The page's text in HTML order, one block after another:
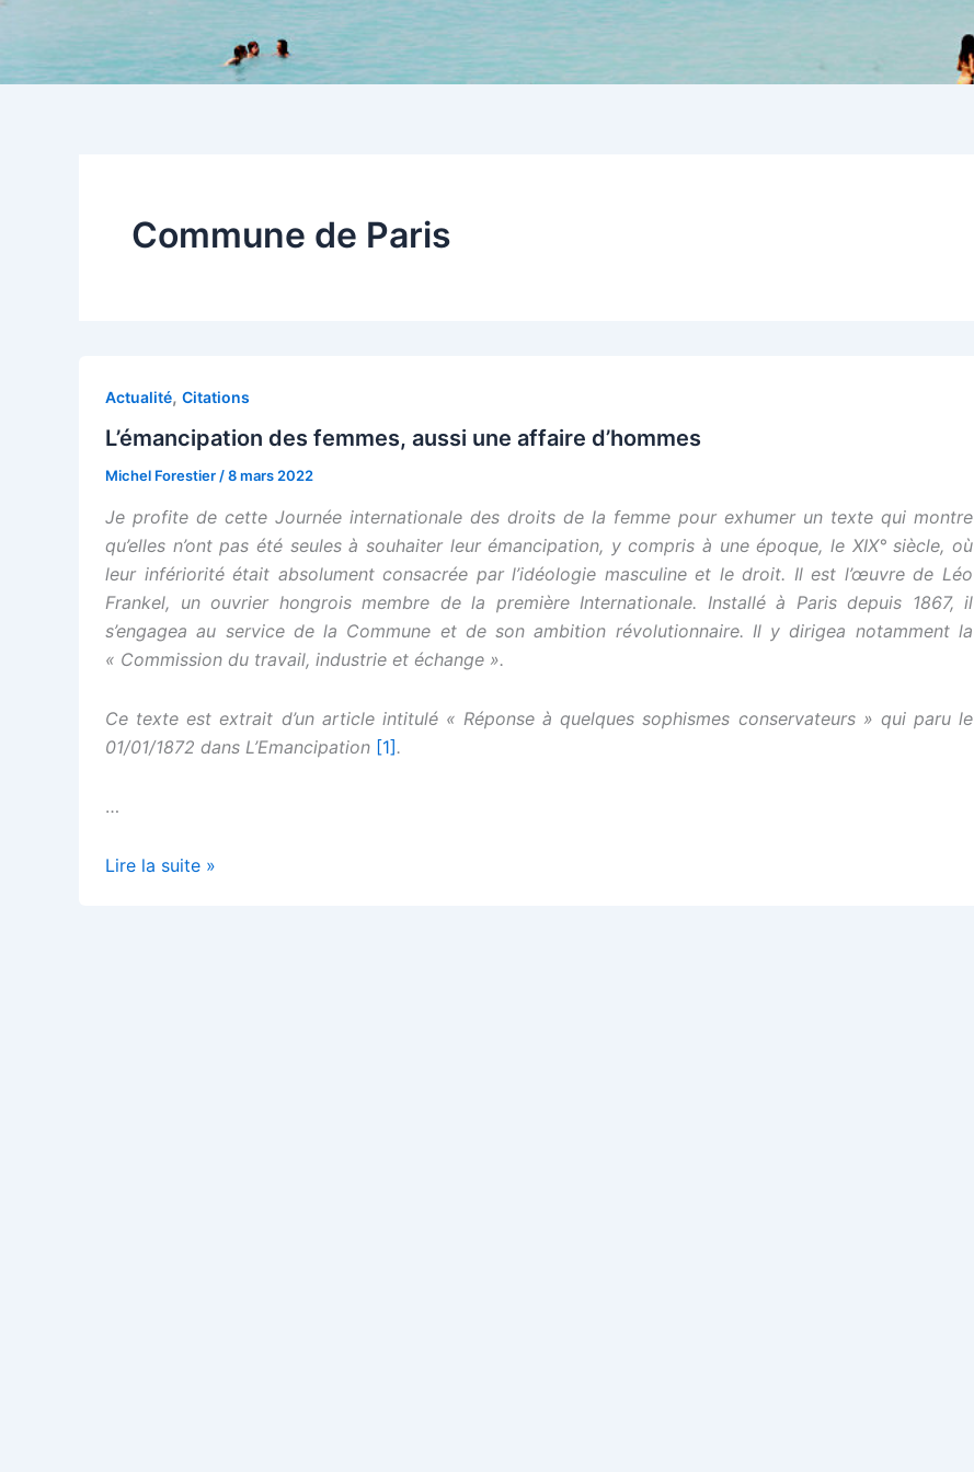
Commune de Paris
Actualité, Citations
L’émancipation des femmes, aussi une affaire d’hommes
Michel Forestier/8 mars 2022
Je profite de cette Journée internationale des droits de la femme pour exhumer un texte qui montre
qu’elles n’ont pas été seules à souhaiter leur émancipation, y compris à une époque, le XIX° siècle, où
leur infériorité était absolument consacrée par l’idéologie masculine et le droit. Il est l’œuvre de Léo
Frankel, un ouvrier hongrois membre de la première Internationale. Installé à Paris depuis 1867, il
s’engagea au service de la Commune et de son ambition révolutionnaire. Il y dirigea notamment la
« Commission du travail, industrie et échange ».
Ce texte est extrait d’un article intitulé « Réponse à quelques sophismes conservateurs » qui paru le
01/01/1872 dans L’Emancipation [1].
…
L’émancipation
Lire la suite »